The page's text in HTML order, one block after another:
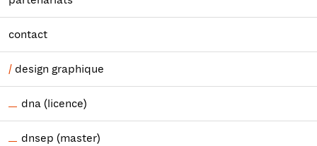
contact
design graphique
dna (licence)
dnsep (master)